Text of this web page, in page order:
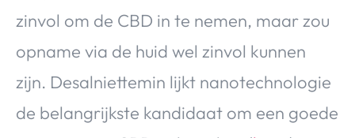
zinvol om de CBD in te nemen, maar zou
opname via de huid wel zinvol kunnen
zijn. Desalniettemin lijkt nanotechnologie
de belangrijkste kandidaat om een goede